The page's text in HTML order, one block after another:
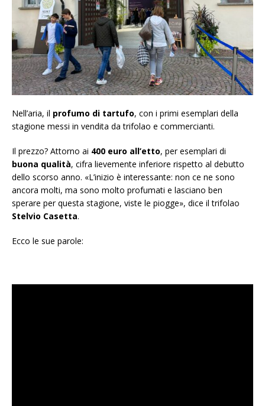
Nell’aria, il profumo di tartufo, con i primi esemplari della
stagione messi in vendita da trifolao e commercianti.
Il prezzo? Attorno ai 400 euro all’etto, per esemplari di
buona qualità, cifra lievemente inferiore rispetto al debutto
dello scorso anno. «L’inizio è interessante: non ce ne sono
ancora molti, ma sono molto profumati e lasciano ben
sperare per questa stagione, viste le piogge», dice il trifolao
Stelvio Casetta.
Ecco le sue parole: